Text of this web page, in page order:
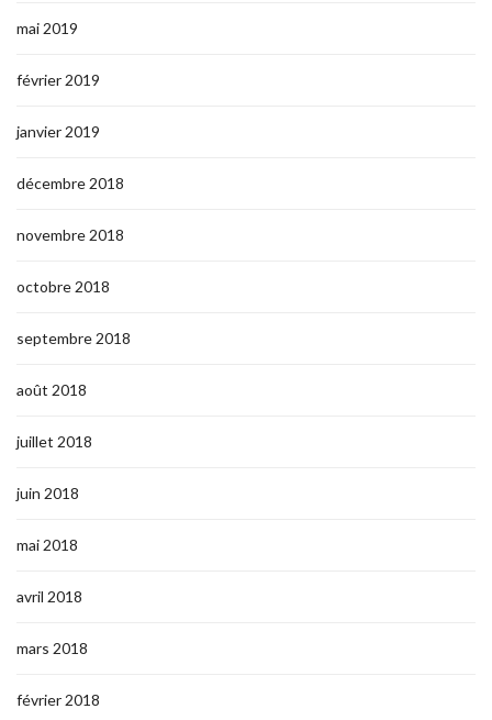
mai 2019
février 2019
janvier 2019
décembre 2018
novembre 2018
octobre 2018
septembre 2018
août 2018
juillet 2018
juin 2018
mai 2018
avril 2018
mars 2018
février 2018